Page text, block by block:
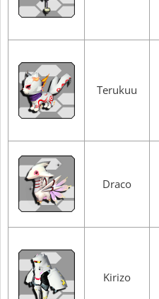
Terukuu
Draco
Kirizo